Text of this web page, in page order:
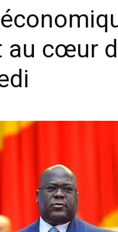
au cœur